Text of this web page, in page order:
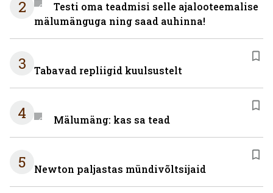
2
Testi oma teadmisi selle ajalooteemalise
mälumänguga ning saad auhinna!
3 Tabavad repliigid kuulsustelt
4 Mälumäng: kas sa tead
5 Newton paljastas mündivõltsijaid